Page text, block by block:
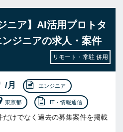
ニア】AI活用プロトタ
ジニアの求人・案件
リモート・常駐 併用
/月 エンジニア
東京都 IT・情報通信
けでなく過去の募集案件を掲載